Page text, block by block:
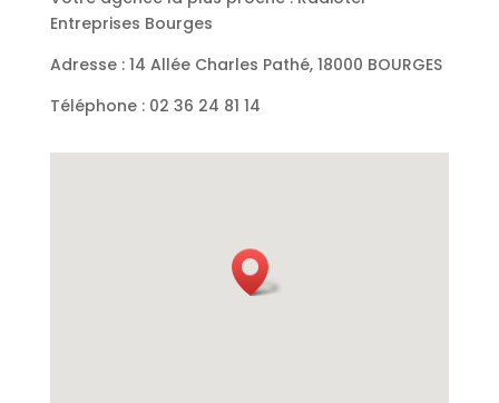
Entreprises Bourges
Adresse : 14 Allée Charles Pathé, 18000 BOURGES
Téléphone : 02 36 24 81 14